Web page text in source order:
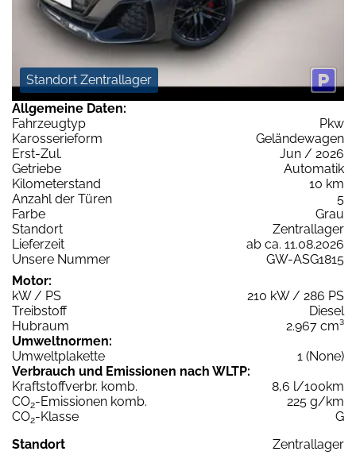
Standort Zentrallager
Allgemeine Daten:
Fahrzeugtyp
Pkw
Karosserieform
Geländewagen
Erst-Zul.
Jun / 2026
Getriebe
Automatik
Kilometerstand
10 km
Anzahl der Türen
5
Farbe
Grau
Standort
Zentrallager
Lieferzeit
ab ca. 11.08.2026
Unsere Nummer
GW-ASG1815
Motor:
kW / PS
210 kW / 286 PS
Treibstoff
Diesel
Hubraum
2.967 cm³
Umweltnormen:
Umweltplakette
1 (None)
Verbrauch und Emissionen nach WLTP:
Kraftstoffverbr. komb.
8,6 l/100km
CO2-Emissionen komb.
225 g/km
CO2-Klasse
G
Standort
Zentrallager